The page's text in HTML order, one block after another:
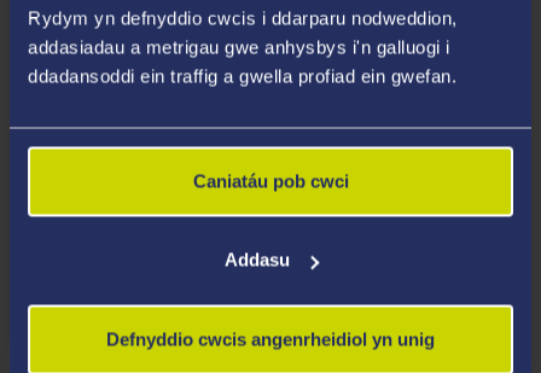
Rydym yn defnyddio cwcis i ddarparu nodweddion,
addasiadau a metrigau gwe anhysbys i'n galluogi i
ddadansoddi ein traffig a gwella profiad ein gwefan.
Caniatáu pob cwci
Addasu
Defnyddio cwcis angenrheidiol yn unig